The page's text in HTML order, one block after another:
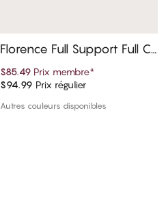
Ajouter au panier
Florence Full Support Full C
$85.49 Prix membre*
$94.99 Prix régulier
Autres couleurs disponibles